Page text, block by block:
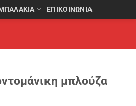
ΕΠΙΚΟΙΝΩΝΙΑ
μπλούζα